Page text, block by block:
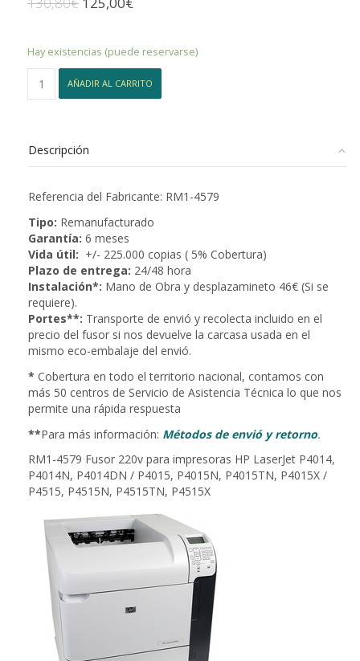
era:
130,80€.
es:
125,00€.
Hay existencias (puede reservarse)
RM1-
P4014/P4015/P4515
Series
AÑADIR AL CARRITO
Descripción
Referencia del Fabricante: RM1-4579
Tipo: Remanufacturado
Garantía: 6 meses
Vida útil: +/- 225.000 copias ( 5% Cobertura)
Plazo de entrega: 24/48 hora
Instalación*: Mano de Obra y desplazamineto 46€ (Si se
requiere).
Portes**: Transporte de envió y recolecta incluido en el
precio del fusor si nos devuelve la carcasa usada en el
mismo eco-embalaje del envió.
* Cobertura en todo el territorio nacional, contamos con
más 50 centros de Servicio de Asistencia Técnica lo que nos
permite una rápida respuesta
**Para más información: Métodos de envió y retorno.
RM1-4579 Fusor 220v para impresoras HP LaserJet P4014,
P4014N, P4014DN / P4015, P4015N, P4015TN, P4015X /
P4515, P4515N, P4515TN, P4515X